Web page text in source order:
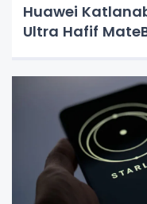
Huawei
Ultra Hafif